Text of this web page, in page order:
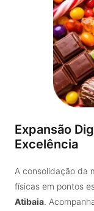
Expansão
Excelência
A consolidação da
físicas em pontos
Atibaia.